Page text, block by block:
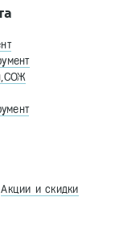
Акции и скидки